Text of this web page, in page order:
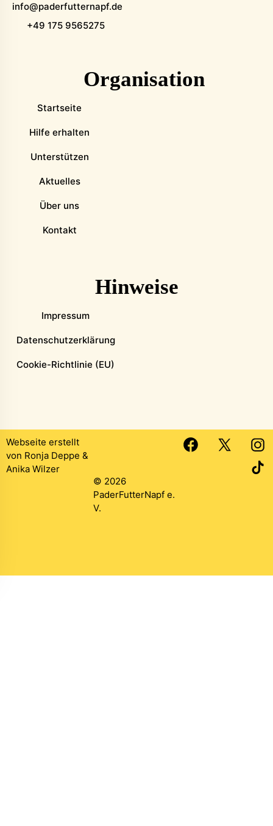
info@paderfutternapf.de
+49 175 9565275
Organisation
Startseite
Hilfe erhalten
Unterstützen
Aktuelles
Über uns
Kontakt
Hinweise
Impressum
Datenschutzerklärung
Cookie-Richtlinie (EU)
Webseite erstellt
von Ronja Deppe &
Anika Wilzer
© 2026
PaderFutterNapf e.
V.